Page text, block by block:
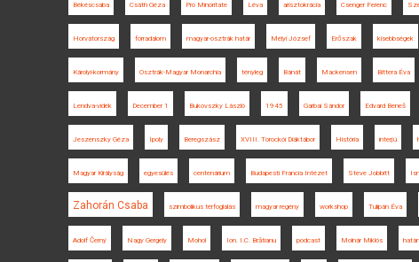
Békéscsaba Csáth Géza Pro Minoritate Léva arisztokrácia Csenger Ferenc
Horvátország forradalom magyar-osztrák határ Mélyi József Erőszak kisebbségek
Károlyi-kormány Osztrák-Magyar Monarchia tényleg Bánát Mackensen Bittera Éva
Lendva-vidék December 1 Bukovszky László 1945 Garbai Sándor Edvard Beneš
Jeszenszky Géza Ipoly Beregszász XVIII. Torockói Diáktábor História interjú
Magyar Királyság egyesülés centenárium Budapesti Francia Intézet Steve Jobbitt
Zahorán Csaba szimbolikus térfoglalás magyar regény workshop Tulipán Éva
Adolf Černý Nagy Gergely Mohol Ion. I.C. Brătianu podcast Molnár Miklós